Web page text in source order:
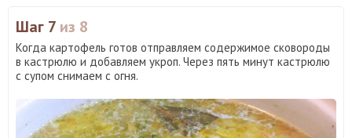
Шаг 7 из 8
Когда картофель готов отправляем содержимое сковороды
в кастрюлю и добавляем укроп. Через пять минут кастрюлю
с супом снимаем с огня.